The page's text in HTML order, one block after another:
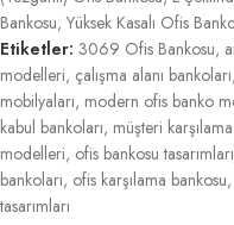
Bankosu, Yüksek Kasalı Ofis
Etiketler: 3069 Ofis Bankosu,
modelleri, çalışma alanı bankoları,
mobilyaları, modern ofis banko
kabul bankoları, müşteri
modelleri, ofis bankosu tasarımları
bankoları, ofis karşılama bankosu,
tasarımları